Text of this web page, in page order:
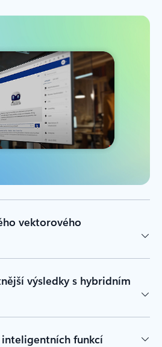
vektorového
výsledky s hybridním
funkcí